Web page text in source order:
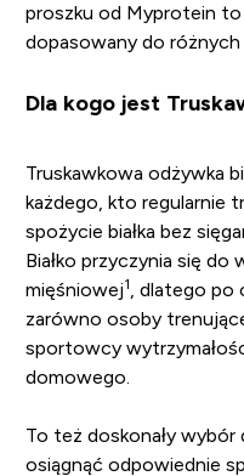
proszku od Myprotein
dopasowany do
Dla kogo jest
Truskawkowa odżywka
każdego, kto regularnie
spożycie białka bez
Białko przyczynia się do
mięśniowej1
, dlatego po
zarówno osoby
sportowcy
domowego.
To też doskonały
osiągnąć odpowiednie